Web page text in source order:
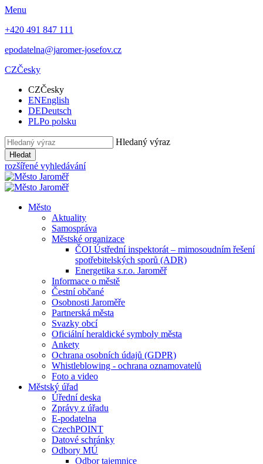
Menu
+420 491 847 111
epodatelna@jaromer-josefov.cz
CZČesky
CZČesky
ENEnglish
DEDeutsch
PLPo polsku
Hledaný výraz
Hledat
rozšířené vyhledávání
Město
Aktuality
Samospráva
Městské organizace
ČOI Ústřední inspektorát – mimosoudním řešení
spotřebitelských sporů (ADR)
Energetika s.r.o. Jaroměř
Informace o městě
Čestní občané
Osobnosti Jaroměře
Partnerská města
Svazky obcí
Oficiální heraldické symboly města
Ankety
Ochrana osobních údajů (GDPR)
Whistleblowing - ochrana oznamovatelů
Foto a video
Městský úřad
Úřední deska
Zprávy z úřadu
E-podatelna
CzechPOINT
Datové schránky
Odbory MÚ
Odbor tajemnice